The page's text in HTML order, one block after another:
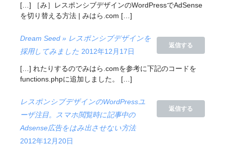
[…] ［み］レスポンシブデザインのWordPressでAdSense
を切り替える方法 | みはら.com […]
返信する
Dream Seed » レスポンシブデザインを
採用してみました 2012年12月17日
[…] れたりするのでみはら.comを参考に下記のコードを
functions.phpに追加しました。 […]
返信する
レスポンシブデザインのWordPressユ
ーザ注目。スマホ閲覧時に記事中の
Adsense広告をはみ出させない方法
2012年12月20日